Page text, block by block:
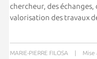
chercheur, des échanges,
valorisation des travaux
MARIE-PIERRE FILOSA Mise